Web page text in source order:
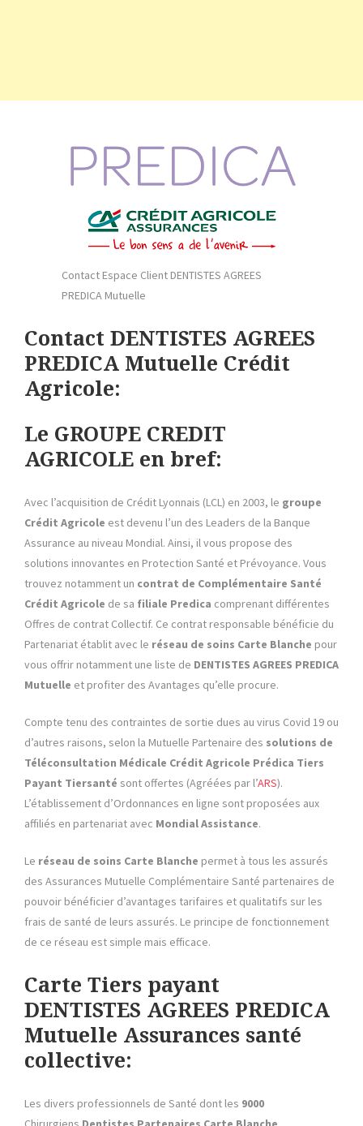
Contact Espace Client DENTISTES AGREES
PREDICA Mutuelle
Contact DENTISTES AGREES
PREDICA Mutuelle Crédit
Agricole:
Le GROUPE CREDIT
AGRICOLE en bref:
Avec l’acquisition de Crédit Lyonnais (LCL) en 2003, le groupe
Crédit Agricole est devenu l’un des Leaders de la Banque
Assurance au niveau Mondial. Ainsi, il vous propose des
solutions innovantes en Protection Santé et Prévoyance. Vous
trouvez notamment un contrat de Complémentaire Santé
Crédit Agricole de sa filiale Predica comprenant différentes
Offres de contrat Collectif. Ce contrat responsable bénéficie du
Partenariat établit avec le réseau de soins Carte Blanche pour
vous offrir notamment une liste de DENTISTES AGREES PREDICA
Mutuelle et profiter des Avantages qu’elle procure.
Compte tenu des contraintes de sortie dues au virus Covid 19 ou
d’autres raisons, selon la Mutuelle Partenaire des solutions de
Téléconsultation Médicale Crédit Agricole Prédica Tiers
Payant Tiersanté sont offertes (Agréées par l’ARS).
L’établissement d’Ordonnances en ligne sont proposées aux
affiliés en partenariat avec Mondial Assistance.
Le réseau de soins Carte Blanche permet à tous les assurés
des Assurances Mutuelle Complémentaire Santé partenaires de
pouvoir bénéficier d’avantages tarifaires et qualitatifs sur les
frais de santé de leurs assurés. Le principe de fonctionnement
de ce réseau est simple mais efficace.
Carte Tiers payant
DENTISTES AGREES PREDICA
Mutuelle Assurances santé
collective:
Les divers professionnels de Santé dont les 9000